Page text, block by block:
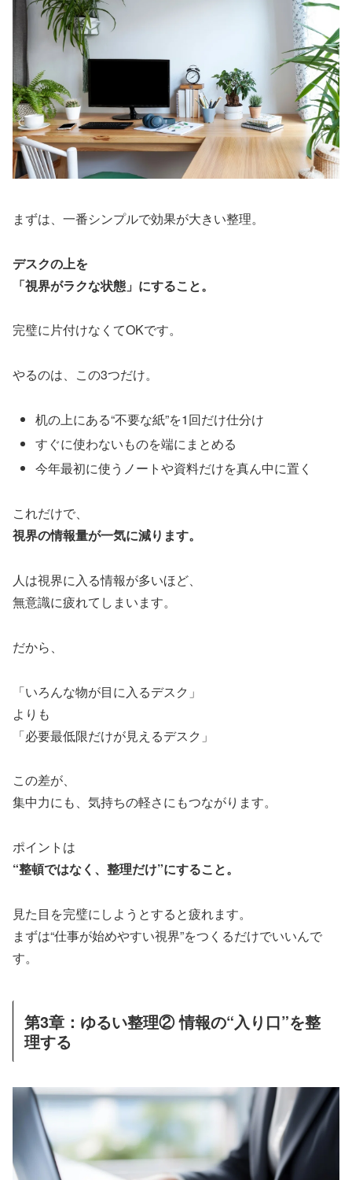
まずは、一番シンプルで効果が大きい整理。
デスクの上を
「視界がラクな状態」にすること。
完璧に片付けなくてOKです。
やるのは、この3つだけ。
机の上にある“不要な紙”を1回だけ仕分け
すぐに使わないものを端にまとめる
今年最初に使うノートや資料だけを真ん中に置く
これだけで、
視界の情報量が一気に減ります。
人は視界に入る情報が多いほど、
無意識に疲れてしまいます。
だから、
「いろんな物が目に入るデスク」
よりも
「必要最低限だけが見えるデスク」
この差が、
集中力にも、気持ちの軽さにもつながります。
ポイントは
“整頓ではなく、整理だけ”にすること。
見た目を完璧にしようとすると疲れます。
まずは“仕事が始めやすい視界”をつくるだけでいいんで
す。
第3章：ゆるい整理② 情報の“入り口”を整
理する